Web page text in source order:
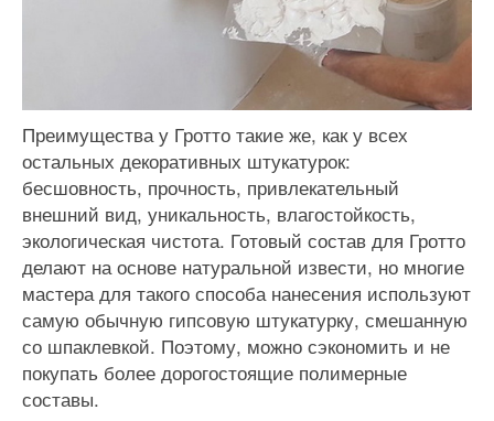
Преимущества у Гротто такие же, как у всех
остальных декоративных штукатурок:
бесшовность, прочность, привлекательный
внешний вид, уникальность, влагостойкость,
экологическая чистота. Готовый состав для Гротто
делают на основе натуральной извести, но многие
мастера для такого способа нанесения используют
самую обычную гипсовую штукатурку, смешанную
со шпаклевкой. Поэтому, можно сэкономить и не
покупать более дорогостоящие полимерные
составы.